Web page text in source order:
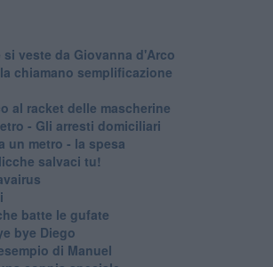
si veste da Giovanna d'Arco
chiamano semplificazione
al racket delle mascherine
- Gli arresti domiciliari
un metro - la spesa
salvaci tu!
batte le gufate
bye Diego
di Manuel